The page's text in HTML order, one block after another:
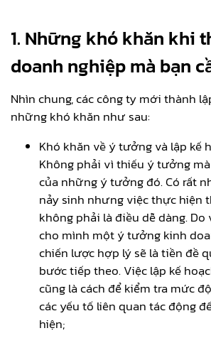
1. Những khó khăn khi
doanh nghiệp mà bạn
Nhìn chung, các công ty mới thành
những khó khăn như sau:
Khó khăn về ý tưởng và lập kế
Không phải vì thiếu ý tưởng
của những ý tưởng đó. Có rất
nảy sinh nhưng việc thực hiện
không phải là điều dễ dàng. Do
cho mình một ý tưởng kinh
chiến lược hợp lý sẽ là tiền đề
bước tiếp theo. Việc lập kế
cũng là cách để kiểm tra mức
các yếu tố liên quan tác động
hiện;